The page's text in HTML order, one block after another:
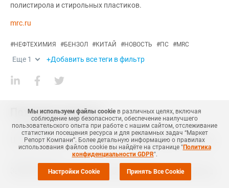
полистирола и стирольных пластиков.
mrc.ru
#НЕФТЕХИМИЯ #БЕНЗОЛ #КИТАЙ #НОВОСТЬ #ПС #MRC
Еще 1 +Добавить все теги в фильтр
Похожие новости
20 Июня,2024
21 Февраля,2024
Мы используем файлы cookieв различных целях, включая
соблюдение мер безопасности, обеспечение наилучшего
пользовательского опыта при работе с нашим сайтом, отслеживание
статистики посещения ресурса и для рекламных задач “Маркет
Репорт Компани”. Более детальную информацию о правилах
использования файлов cookie вы найдёте на странице "Политика
конфиденциальности GDPR".
Настройки Cookie Принять Все Cookie